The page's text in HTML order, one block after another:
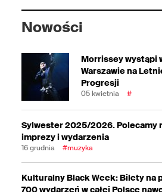
Nowości
Morrissey wystąpi
Warszawie na
Progresji
05 kwietnia #
Sylwester 2025/2026. Polecamy
imprezy i wydarzenia
16 grudnia #muzyka
Kulturalny Black Week: Bilety na
700 wydarzeń w całej Polsce